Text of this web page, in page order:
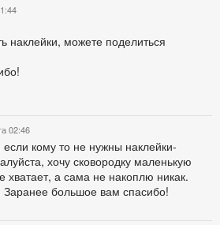
наклейки, можете поделиться
02:46
если кому то не нужны наклейки-
хочу сковородку маленькую
хватает, а сама не накоплю никак.
большое вам спасибо!